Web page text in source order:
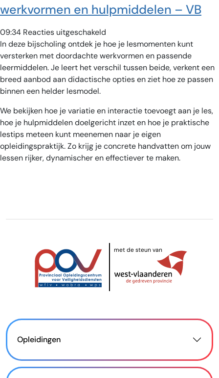
werkvormen en hulpmiddelen – VB
09:34 Reacties uitgeschakeld
Bijscholing
Forop
–
didactische
hulpmiddelen
–
VB
In deze bijscholing ontdek je hoe je lesmomenten kunt
versterken met doordachte werkvormen en passende
leermiddelen. Je leert het verschil tussen beide, verkent een
breed aanbod aan didactische opties en ziet hoe ze passen
binnen een helder lesmodel.
We bekijken hoe je variatie en interactie toevoegt aan je les,
hoe je hulpmiddelen doelgericht inzet en hoe je praktische
lestips meteen kunt meenemen naar je eigen
opleidingspraktijk. Zo krijg je concrete handvatten om jouw
lessen rijker, dynamischer en effectiever te maken.
met de steun van
Opleidingen